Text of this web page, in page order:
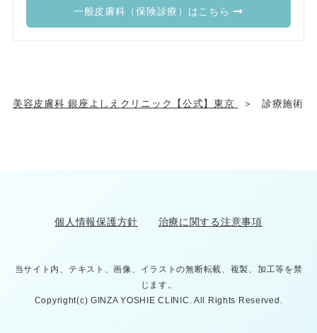
一般皮膚科（保険診療）はこちら
美容皮膚科 銀座よしえクリニック【公式】東京 診療施術
個人情報保護方針 治療に関する注意事項
当サイト内、テキスト、画像、イラストの無断転載、複製、加工等を禁
じます。
Copyright(c) GINZA YOSHIE CLINIC. All Rights Reserved.